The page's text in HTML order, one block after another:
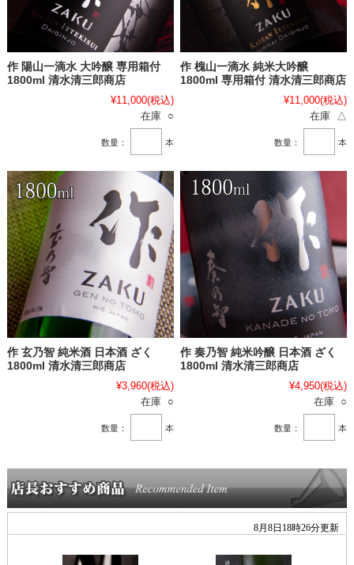
作 陽山一滴水 大吟醸 専用箱付
1800ml 清水清三郎商店
¥11,000(税込)
在庫 ○
数量： 本
作 槐山一滴水 純米大吟醸
1800ml 専用箱付 清水清三郎商店
¥11,000(税込)
在庫 △
数量： 本
作 玄乃智 純米酒 日本酒 ざく
1800ml 清水清三郎商店
¥3,960(税込)
在庫 ○
数量： 本
作 奏乃智 純米吟醸 日本酒 ざく
1800ml 清水清三郎商店
¥4,950(税込)
在庫 ○
数量： 本